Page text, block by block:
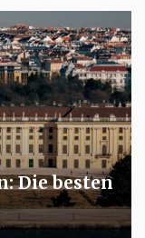
Die besten